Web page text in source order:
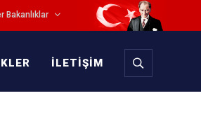
Bakanlıklar
İLETİŞİM